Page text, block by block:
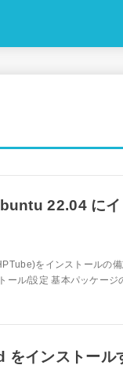
22.04 にイ
をインストールの備
ール/設定 基本パッケージ
インストール